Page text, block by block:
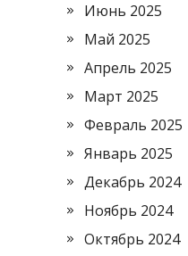
Июнь 2025
Май 2025
Апрель 2025
Март 2025
Февраль 2025
Январь 2025
Декабрь 2024
Ноябрь 2024
Октябрь 2024